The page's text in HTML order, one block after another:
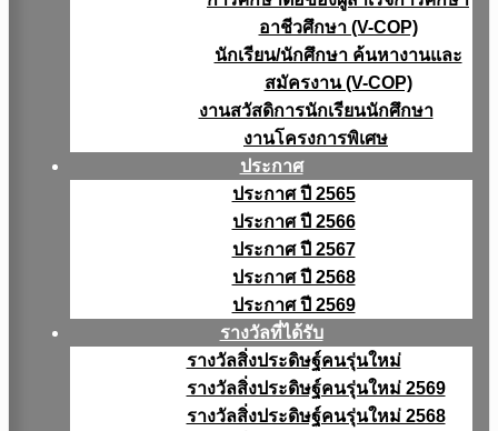
อาชีวศึกษา (V-COP)
นักเรียน/นักศึกษา ค้นหางานและ
สมัครงาน (V-COP)
งานสวัสดิการนักเรียนนักศึกษา
งานโครงการพิเศษ
ประกาศ
ประกาศ ปี 2565
ประกาศ ปี 2566
ประกาศ ปี 2567
ประกาศ ปี 2568
ประกาศ ปี 2569
รางวัลที่ได้รับ
รางวัลสิ่งประดิษฐ์คนรุ่นใหม่
รางวัลสิ่งประดิษฐ์คนรุ่นใหม่ 2569
รางวัลสิ่งประดิษฐ์คนรุ่นใหม่ 2568